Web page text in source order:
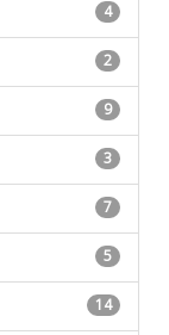
4
2
9
3
7
5
14